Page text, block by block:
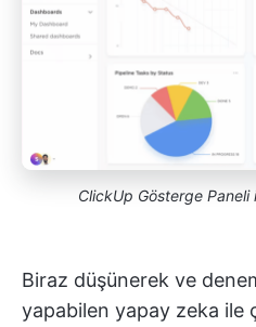
ClickUp Gösterge Paneli
Biraz düşünerek ve
yapabilen yapay zeka ile